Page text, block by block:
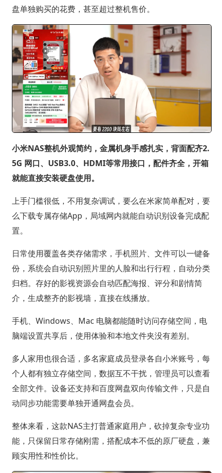
盘单独购买的花费，甚至超过整机售价。
小米NAS整机外观简约，金属机身手感扎实，背面配齐2.
5G 网口、USB3.0、HDMI等常用接口，配件齐全，开箱
就能直接安装硬盘使用。
上手门槛很低，不用复杂调试，要么在米家简单配对，要
么下载专属存储App，局域网内就能自动识别设备完成配
置。
日常使用覆盖各类存储需求，手机照片、文件可以一键备
份，系统会自动识别照片里的人脸和出行行程，自动分类
归档。存好的影视资源会自动匹配海报、评分和剧情简
介，生成整齐的影视墙，直接在线播放。
手机、Windows、Mac 电脑都能随时访问存储空间，电
脑端设置共享后，使用体验和本地文件夹没有差别。
多人家用也很合适，多名家庭成员登录各自小米账号，每
个人都有独立存储空间，数据互不干扰，管理员可以查看
全部文件。设备还支持和百度网盘双向传输文件，只是自
动同步功能需要单独开通网盘会员。
整体来看，这款NAS主打普通家庭用户，砍掉复杂专业功
能，只保留日常存储刚需，搭配成本不低的原厂硬盘，兼
顾实用性和性价比。